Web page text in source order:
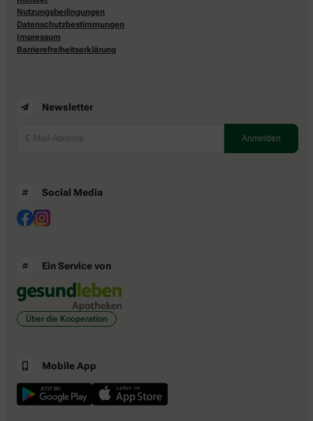
Nutzungsbedingungen
Datenschutzbestimmungen
Impressum
Barrierefreiheitserklärung
Newsletter
Social Media
Ein Service von
Über die Kooperation
Mobile App